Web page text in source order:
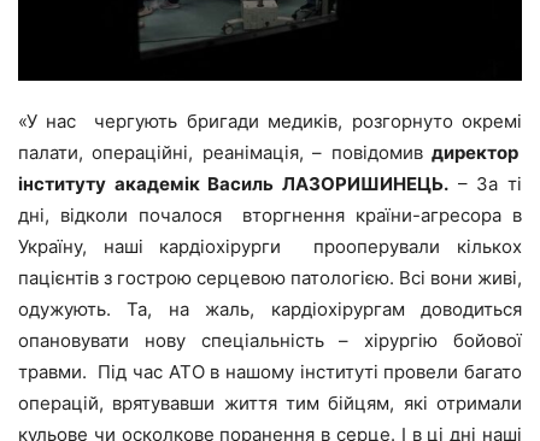
«У нас чергують бригади медиків, розгорнуто окремі
палати, операційні, реанімація, – повідомив директор
інституту академік Василь ЛАЗОРИШИНЕЦЬ. – За ті
дні, відколи почалося вторгнення країни-агресора в
Україну, наші кардіохірурги прооперували кількох
пацієнтів з гострою серцевою патологією. Всі вони живі,
одужують. Та, на жаль, кардіохірургам доводиться
опановувати нову спеціальність – хірургію бойової
травми. Під час АТО в нашому інституті провели багато
операцій, врятувавши життя тим бійцям, які отримали
кульове чи осколкове поранення в серце. І в ці дні наші